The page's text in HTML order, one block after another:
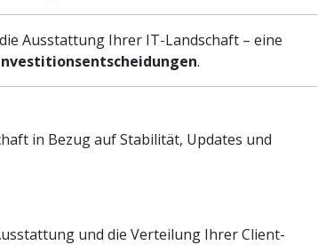
Ausstattung Ihrer IT-Landschaft – eine
.
in Bezug auf Stabilität, Updates und
und die Verteilung Ihrer Client-